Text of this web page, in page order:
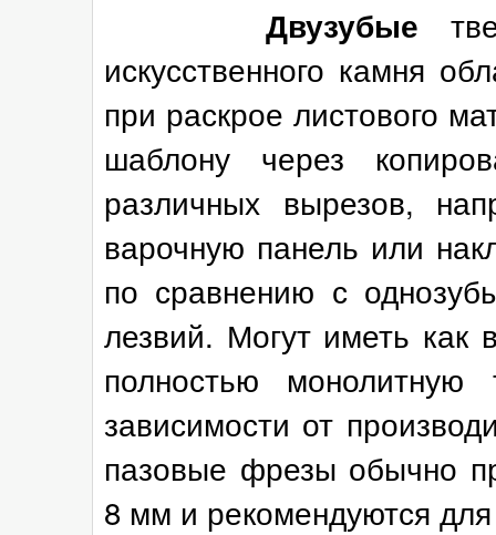
Двузубые
искусственного камня
при раскрое листового
шаблону через
различных вырезов,
варочную панель или
по сравнению с
лезвий. Могут иметь как
полностью
зависимости от
пазовые фрезы обычно
8 мм и рекомендуются